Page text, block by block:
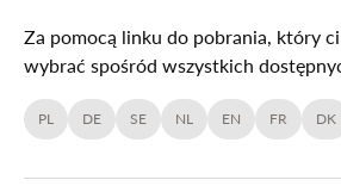
Za pomocą linku do pobrania, który
wybrać spośród wszystkich
PL DE SE NL EN FR DK